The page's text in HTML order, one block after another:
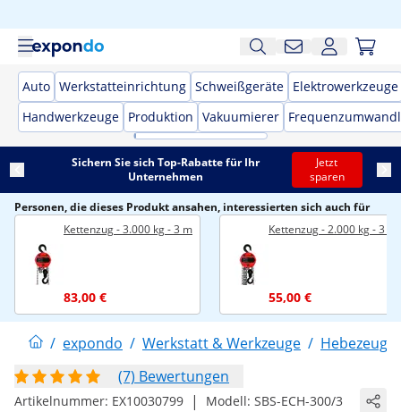
Auto Werkstatteinrichtung Schweißgeräte Elektrowerkzeuge
Handwerkzeuge Produktion Vakuumierer
Sichern Sie sich Top-Rabatte für Ihr
Unternehmen
Jetzt
sparen
Personen, die dieses Produkt ansahen, interessierten sich auch für
Kettenzug - 3.000 kg - 3 m
83,00 €
Kettenzug - 2.000 kg - 3 m
55,00 €
/ expondo / Werkstatt & Werkzeuge / Hebezeuge
(7) Bewertungen
Artikelnummer: EX10030799 | Modell: SBS-ECH-300/3